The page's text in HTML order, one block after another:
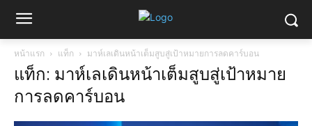
หน้าแรก แท็ก มาห์เลเดินหน้าเต็มสูบสู่เป้าหมายการลดคาร์บอน
แท็ก: มาห์เลเดินหน้าเต็มสูบสู่เป้าหมาย
การลดคาร์บอน